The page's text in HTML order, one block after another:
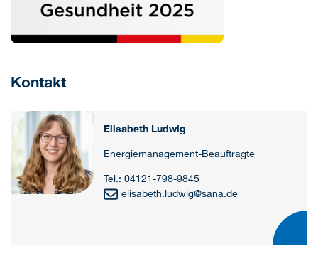
Kontakt
Elisabeth Ludwig
Energiemanagement-Beauftragte
Tel.: 04121-798-9845
elisabeth.ludwig@sana.de